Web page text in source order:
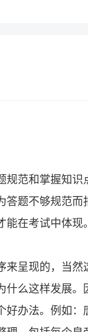
范和掌握知识
题不够规范而
在考试中体现。
来呈现的，当然
什么这样发展。
好办法。例如：